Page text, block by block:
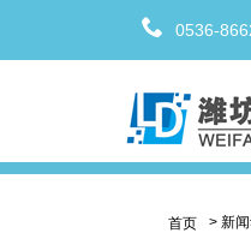
0536-
首页 > 新